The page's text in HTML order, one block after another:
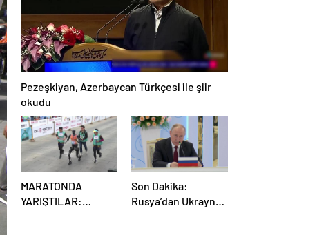
Pezeşkiyan, Azerbaycan Türkçesi ile şiir
okudu
MARATONDA
YARIŞTILAR:
Son Dakika:
Rusya’dan Ukrayna